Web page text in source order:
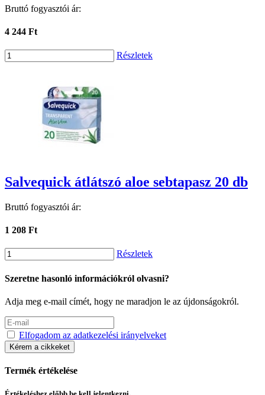
Bruttó fogyasztói ár:
4 244 Ft
Részletek
Salvequick átlátszó aloe sebtapasz 20 db
Bruttó fogyasztói ár:
1 208 Ft
Részletek
Szeretne hasonló információkról olvasni?
Adja meg e-mail címét, hogy ne maradjon le az újdonságokról.
Elfogadom az adatkezelési irányelveket
Kérem a cikkeket
Termék értékelése